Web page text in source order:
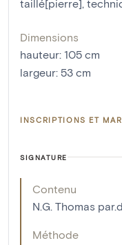
taillé[pierre]
Dimensions
hauteur: 105 cm
largeur: 53 cm
INSCRIPTIONS ET
SIGNATURE
Contenu
N.G. Thomas
Méthode